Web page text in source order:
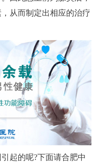
从而制定出相应的治疗
的呢?下面请合肥中